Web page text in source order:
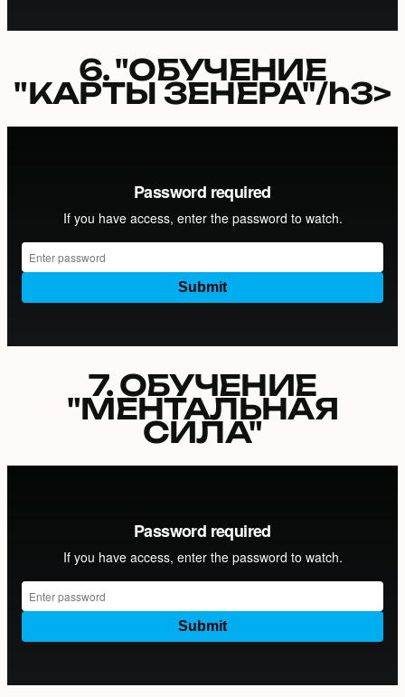
6. "ОБУЧЕНИЕ
"КАРТЫ ЗЕНЕРА"/h3>
7. ОБУЧЕНИЕ
"МЕНТАЛЬНАЯ
СИЛА"